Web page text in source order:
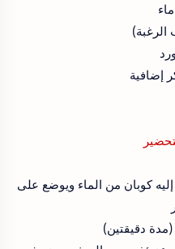
كوبان من الماء ويوضع على
دقيقتين)